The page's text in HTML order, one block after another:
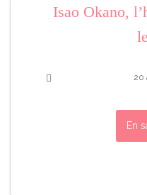
Isao Okano,
20
En